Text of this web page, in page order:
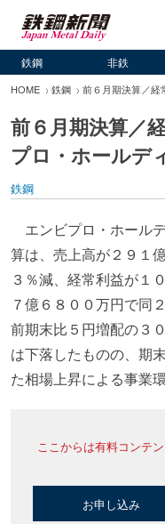
鉄鋼 非鉄
HOME 鉄鋼 前６月期決算／経
前６月期決算／
プロ・ホールデ
鉄鋼
エンビプロ・ホール
算は、売上高が２９１
３％減、経常利益が１
７億６８００万円で同
前期末比５円増配の３
は下落したものの、期
た相場上昇による事業
ここからは有料コンテ
お申し込み